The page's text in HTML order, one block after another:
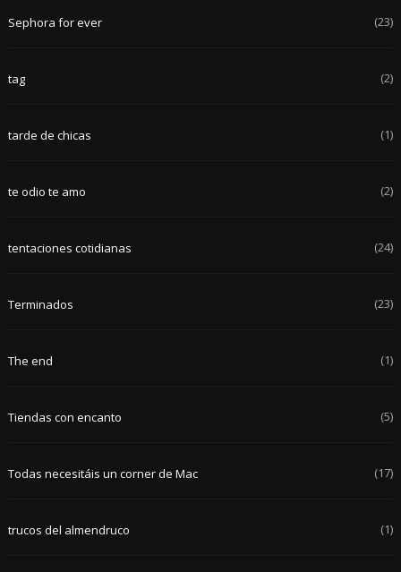
Sephora for ever (23)
tag (2)
tarde de chicas (1)
te odio te amo (2)
tentaciones cotidianas (24)
Terminados (23)
The end (1)
Tiendas con encanto (5)
Todas necesitáis un corner de Mac (17)
trucos del almendruco (1)